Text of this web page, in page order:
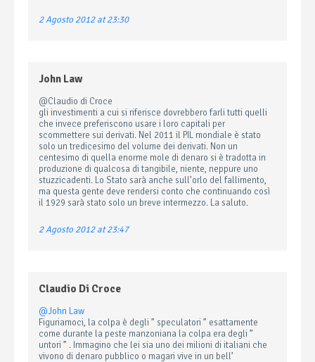
2 Agosto 2012 at 23:30
John Law
@Claudio di Croce
gli investimenti a cui si riferisce dovrebbero farli tutti quelli
che invece preferiscono usare i loro capitali per
scommettere sui derivati. Nel 2011 il PIL mondiale è stato
solo un tredicesimo del volume dei derivati. Non un
centesimo di quella enorme mole di denaro si è tradotta in
produzione di qualcosa di tangibile, niente, neppure uno
stuzzicadenti. Lo Stato sarà anche sull’orlo del fallimento,
ma questa gente deve rendersi conto che continuando così
il 1929 sarà stato solo un breve intermezzo. La saluto.
2 Agosto 2012 at 23:47
Claudio Di Croce
@John Law
Figuriamoci, la colpa è degli ” speculatori ” esattamente
come durante la peste manzoniana la colpa era degli ”
untori ” . Immagino che lei sia uno dei milioni di italiani che
vivono di denaro pubblico o magari vive in un bell’